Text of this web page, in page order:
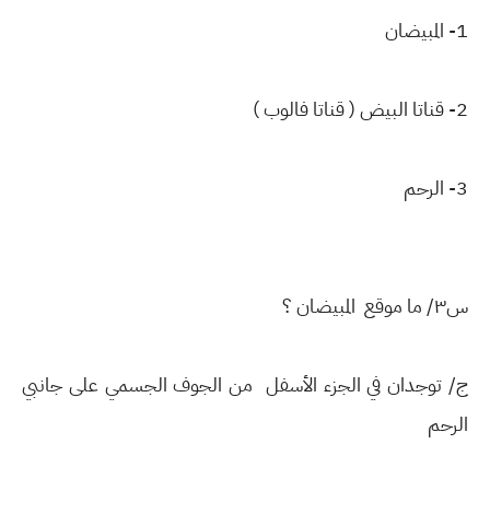
1- المبيضان
2- قناتا البيض ( قناتا فالوب )
3- الرحم
س٣/ ما موقع المبيضان ؟
ج/ توجدان في الجزء الأسفل من الجوف الجسمي على جانبي
الرحم